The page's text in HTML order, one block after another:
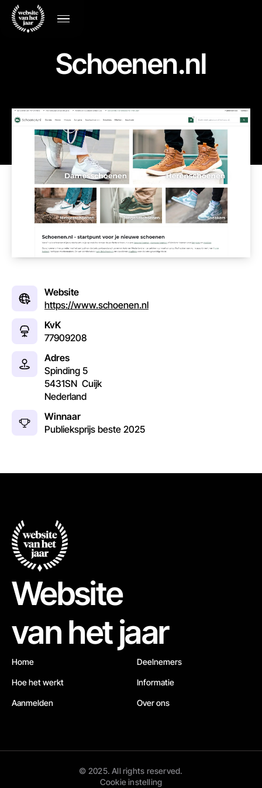
Schoenen.nl
Website
https://www.schoenen.nl
KvK
77909208
Adres
Spinding 5
5431SN Cuijk
Nederland
Winnaar
Publieksprijs beste 2025
Website
van het jaar
Home
Hoe het werkt
Aanmelden
Deelnemers
Informatie
Over ons
© 2025. All rights reserved.
Cookie instelling